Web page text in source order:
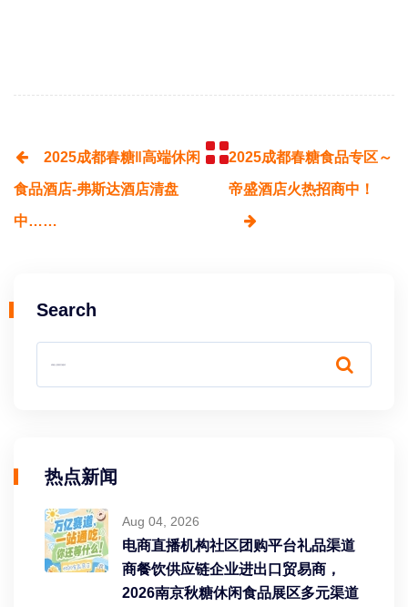
2025成都春糖‖高端休闲
食品酒店-弗斯达酒店清盘
中……
2025成都春糖食品专区～
帝盛酒店火热招商中！
Search
热点新闻
Aug 04, 2026
电商直播机构社区团购平台礼品渠道
商餐饮供应链企业进出口贸易商，
2026南京秋糖休闲食品展区多元渠道